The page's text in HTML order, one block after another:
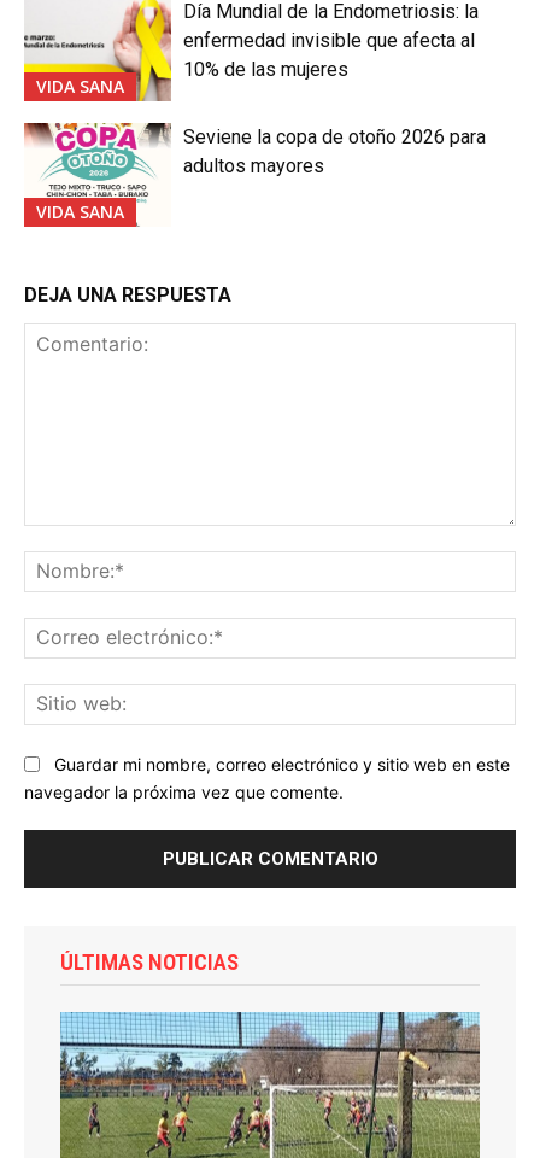
VIDA SANA
Día Mundial de la Endometriosis: la
enfermedad invisible que afecta al
10% de las mujeres
VIDA SANA
Seviene la copa de otoño 2026 para
adultos mayores
DEJA UNA RESPUESTA
Guardar mi nombre, correo electrónico y sitio web en este
navegador la próxima vez que comente.
ÚLTIMAS NOTICIAS